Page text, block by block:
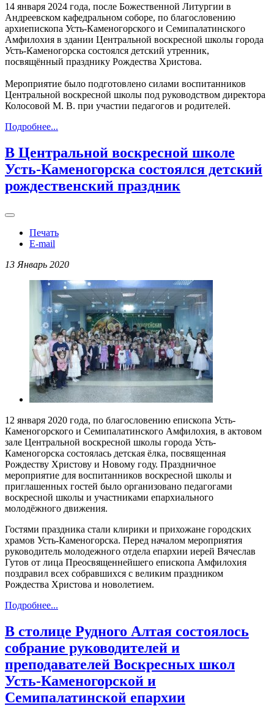
14 января 2024 года, после Божественной Литургии в
Андреевском кафедральном соборе, по благословению
архиепископа Усть-Каменогорского и Семипалатинского
Амфилохия в здании Центральной воскресной школы города
Усть-Каменогорска состоялся детский утренник,
посвящённый празднику Рождества Христова.
Мероприятие было подготовлено силами воспитанников
Центральной воскресной школы под руководством директора
Колосовой М. В. при участии педагогов и родителей.
Подробнее...
В Центральной воскресной школе
Усть-Каменогорска состоялся детский
рождественский праздник
Печать
E-mail
13 Январь 2020
12 января 2020 года, по благословению епископа Усть-
Каменогорского и Семипалатинского Амфилохия, в актовом
зале Центральной воскресной школы города Усть-
Каменогорска состоялась детская ёлка, посвященная
Рождеству Христову и Новому году. Праздничное
мероприятие для воспитанников воскресной школы и
приглашенных гостей было организовано педагогами
воскресной школы и участниками епархиального
молодёжного движения.
Гостями праздника стали клирики и прихожане городских
храмов Усть-Каменогорска. Перед началом мероприятия
руководитель молодежного отдела епархии иерей Вячеслав
Гутов от лица Преосвященнейшего епископа Амфилохия
поздравил всех собравшихся с великим праздником
Рождества Христова и новолетием.
Подробнее...
В столице Рудного Алтая состоялось
собрание руководителей и
преподавателей Воскресных школ
Усть-Каменогорской и
Семипалатинской епархии